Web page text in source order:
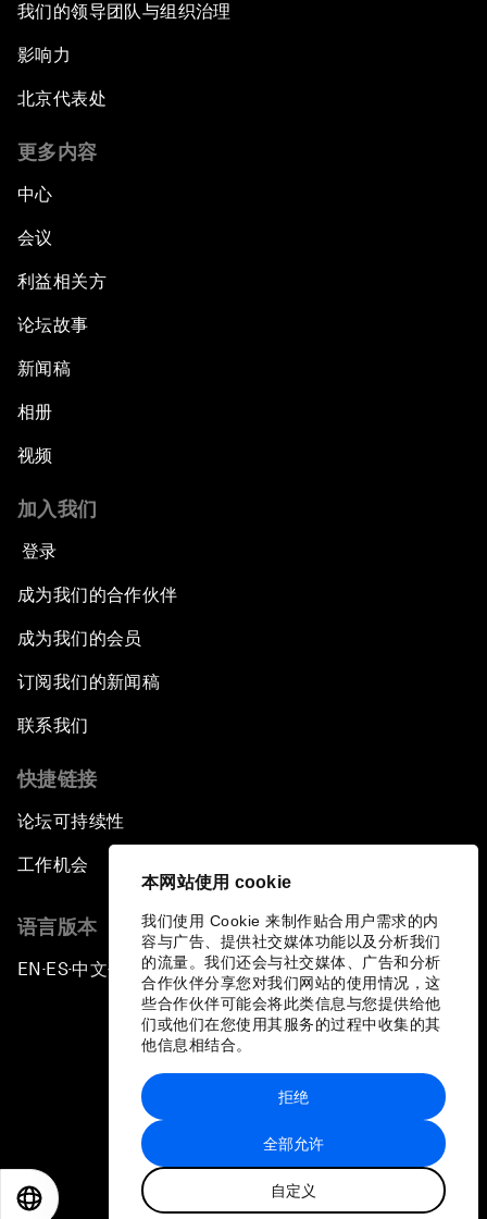
本网站使用 cookie
我们使用 Cookie 来制作贴合用户需求的内
容与广告、提供社交媒体功能以及分析我们
的流量。我们还会与社交媒体、广告和分析
合作伙伴分享您对我们网站的使用情况，这
些合作伙伴可能会将此类信息与您提供给他
们或他们在您使用其服务的过程中收集的其
他信息相结合。
全部允许
自定义
拒绝
我们的领导团队与组织治理
影响力
北京代表处
更多内容
中心
会议
利益相关方
论坛故事
新闻稿
相册
视频
加入我们
登录
成为我们的合作伙伴
成为我们的会员
订阅我们的新闻稿
联系我们
快捷链接
论坛可持续性
工作机会
语言版本
EN ▪ES▪中文▪ 日本語
站点地图
世界经济论坛